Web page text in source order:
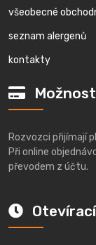
všeobecné
seznam alergenů
kontakty
Rozvozci přijímají
Při online
převodem z účtu.